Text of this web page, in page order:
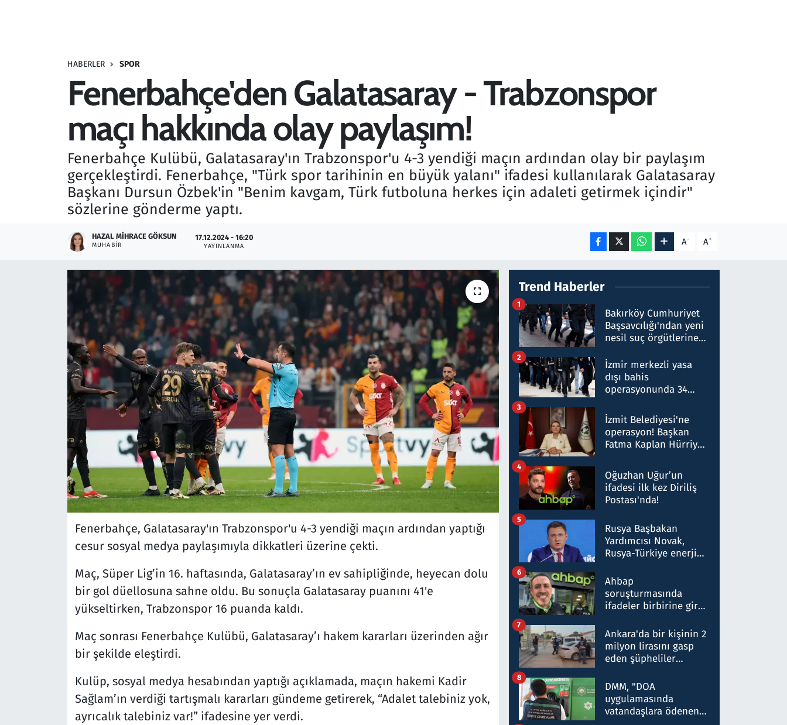
HABERLER SPOR
Fenerbahçe'den Galatasaray - Trabzonspor
maçı hakkında olay paylaşım!
Fenerbahçe Kulübü, Galatasaray'ın Trabzonspor'u 4-3 yendiği maçın ardından olay bir paylaşım
gerçekleştirdi. Fenerbahçe, "Türk spor tarihinin en büyük yalanı" ifadesi kullanılarak Galatasaray
Başkanı Dursun Özbek'in "Benim kavgam, Türk futboluna herkes için adaleti getirmek içindir"
sözlerine gönderme yaptı.
HAZAL MIHRACE GÖKSUN
MUHABIR
17.12.2024 - 16:20
YAYINLANMA A- A+
Fenerbahçe, Galatasaray'ın Trabzonspor'u 4-3 yendiği maçın ardından yaptığı
cesur sosyal medya paylaşımıyla dikkatleri üzerine çekti.
Maç, Süper Lig’in 16. haftasında, Galatasaray’ın ev sahipliğinde, heyecan dolu
bir gol düellosuna sahne oldu. Bu sonuçla Galatasaray puanını 41'e
yükseltirken, Trabzonspor 16 puanda kaldı.
Maç sonrası Fenerbahçe Kulübü, Galatasaray’ı hakem kararları üzerinden ağır
bir şekilde eleştirdi.
Kulüp, sosyal medya hesabından yaptığı açıklamada, maçın hakemi Kadir
Sağlam’ın verdiği tartışmalı kararları gündeme getirerek, “Adalet talebiniz yok,
ayrıcalık talebiniz var!” ifadesine yer verdi.
Trend Haberler
Bakırköy Cumhuriyet
Başsavcılığı'ndan yeni
nesil suç örgütlerine
hakkında gözaltı kararı
1
İzmir merkezli yasa
dışı bahis
operasyonunda 34
Milyar liralık para
trafiği tespit edildi
2
İzmit Belediyesi'ne
operasyon! Başkan
Fatma Kaplan Hürriyet
3
Oğuzhan Uğur’un
ifadesi ilk kez Diriliş
Postası'nda!
4
Rusya Başbakan
Yardımcısı Novak,
Rusya-Türkiye enerji
nitelikte olduğunu
belirtti
5
Ahbap
soruşturmasında
ifadeler birbirine girdi:
ifadelerinden ortaya
çıkan tablo şok etti
6
Ankara'da bir kişinin 2
milyon lirasını gasp
eden şüpheliler
7
DMM, "DOA
uygulamasında
vatandaşlara ödenen
8
Teknoloji ve Bilim
Televizyon